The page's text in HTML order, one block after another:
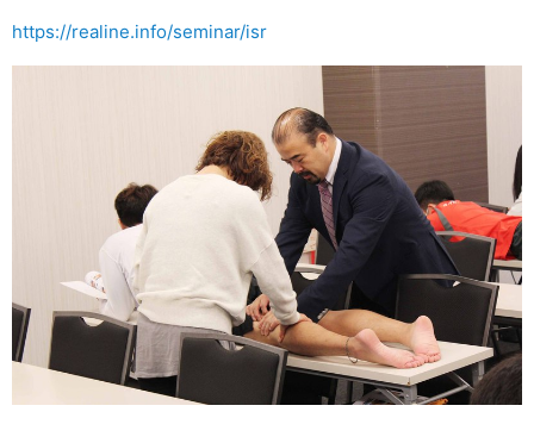
https://realine.info/seminar/isr